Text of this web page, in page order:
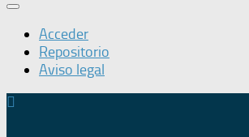
Acceder
Repositorio
Aviso legal